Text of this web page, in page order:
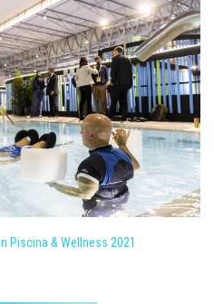
Piscina & Wellness 2021